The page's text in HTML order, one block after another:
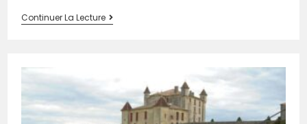
Continuer La Lecture